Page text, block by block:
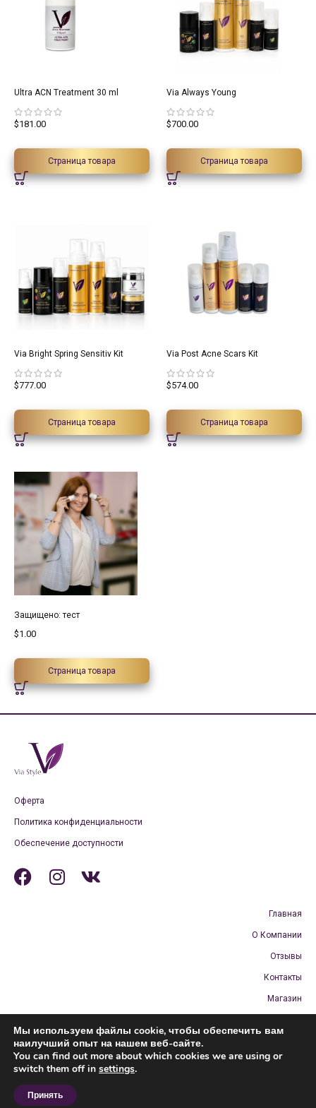
Ultra ACN Treatment 30 ml
$181.00
Страница товара
Via Always Young
$700.00
Страница товара
Via Bright Spring Sensitiv Kit
$777.00
Страница товара
Via Post Acne Scars Kit
$574.00
Страница товара
Защищено: тест
$1.00
Страница товара
Оферта
Политика конфиденциальности
Обеспечение доступности
Главная
О Компании
Отзывы
Контакты
Магазин
Мы используем файлы cookie, чтобы обеспечить вам
наилучший опыт на нашем веб-сайте.
You can find out more about which cookies we are using or
switch them off in settings.
Принять